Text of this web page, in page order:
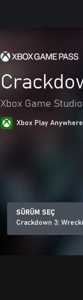
Xbox Game
Xbox Play Anywhere
SÜRÜM SEÇ
Crackdown 3: